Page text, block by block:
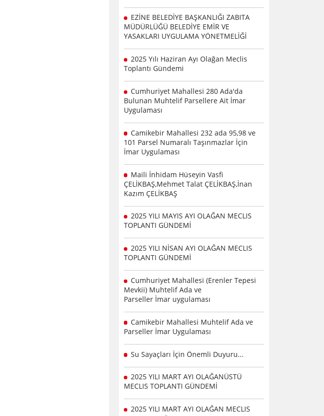
EZİNE BELEDİYE BAŞKANLIĞI ZABITA
MÜDÜRLÜĞÜ BELEDİYE EMİR VE
YASAKLARI UYGULAMA YÖNETMELİĞİ
2025 Yılı Haziran Ayı Olağan Meclis
Toplantı Gündemi
Cumhuriyet Mahallesi 280 Ada'da
Bulunan Muhtelif Parsellere Ait İmar
Uygulaması
Camikebir Mahallesi 232 ada 95,98 ve
101 Parsel Numaralı Taşınmazlar İçin
İmar Uygulaması
Maili İnhidam Hüseyin Vasfi
ÇELİKBAŞ,Mehmet Talat ÇELİKBAŞ,İnan
Kazım ÇELİKBAŞ
2025 YILI MAYIS AYI OLAĞAN MECLIS
TOPLANTI GÜNDEMİ
2025 YILI NİSAN AYI OLAĞAN MECLIS
TOPLANTI GÜNDEMİ
Cumhuriyet Mahallesi (Erenler Tepesi
Mevkii) Muhtelif Ada ve
Parseller İmar uygulaması
Camikebir Mahallesi Muhtelif Ada ve
Parseller İmar Uygulaması
Su Sayaçları İçin Önemli Duyuru...
2025 YILI MART AYI OLAĞANÜSTÜ
MECLIS TOPLANTI GÜNDEMİ
2025 YILI MART AYI OLAĞAN MECLIS